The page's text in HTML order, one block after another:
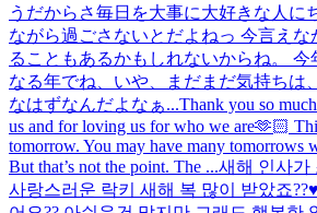
うだからさ毎日を大事に大好きな人に
ながら過ごさないとだよねっ 今言えな
ることもあるかもしれないからね。 今
なる年でね、いや、まだまだ気持ちは
なはずなんだよなぁ...Thank you so
us and for loving us for who we are🫶🏻
tomorrow. You may have many tomorrows
But that’s not the point. The ...새해 인사가
사랑스러운 락키 새해 복 많이 받았죠